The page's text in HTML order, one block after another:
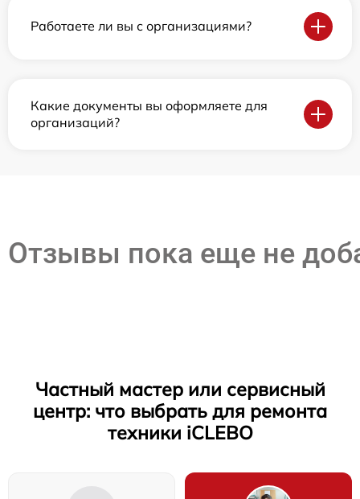
Работаете ли вы с организациями?
Какие документы вы оформляете для
организаций?
Отзывы пока еще не
Частный мастер или сервисный
центр: что выбрать для ремонта
техники iCLEBO